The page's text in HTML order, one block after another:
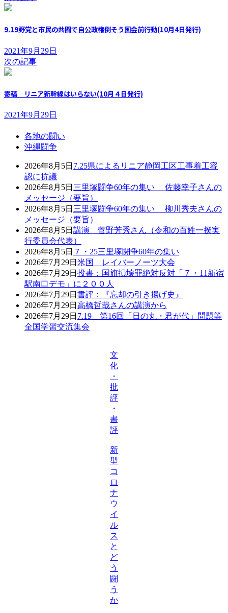
9.19野党と市民の共闘で自公政権倒そう国会前行動(10月4日発行)
2021年9月29日
次の記事
寄稿 リニア新幹線はいらない(10月４日発行)
2021年9月29日
各地の闘い
沖縄闘争
2026年8月5日 7.25県によるリニア静岡工区工事着工容
認に抗議
2026年8月5日 三里塚闘争60年の集い 佐藤幸子さんの
メッセージ（要旨）
2026年8月5日 三里塚闘争60年の集い 柳川秀夫さんの
メッセージ（要旨）
2026年8月5日 講演 菅野芳秀さん（令和の百姓一揆実
行委員会代表）
2026年8月5日 ７・25三里塚闘争60年の集い
2026年7月29日 米国 レイバーノーツ大会
2026年7月29日 投書：国旗損壊罪絶対反対「７・11新宿
駅南口デモ」に２００人
2026年7月29日 書評：『忘却の引き揚げ史』
2026年7月29日 高橋哲哉さんの講演から
2026年7月29日 7.19 第16回「日の丸・君が代」問題等
全国学習交流集会
文
化
・
批
評
・
書
評
新
型
コ
ロ
ナ
ウ
イ
ル
ス
と
ど
う
闘
う
か